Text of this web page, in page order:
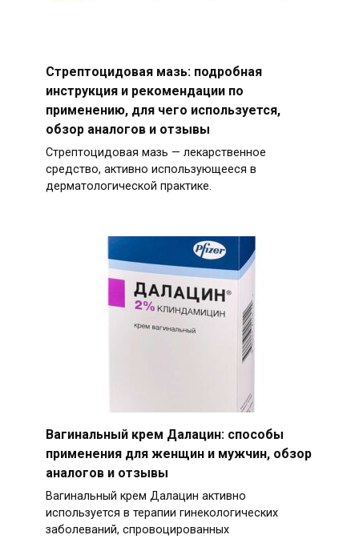
Стрептоцидовая мазь: подробная
инструкция и рекомендации по
применению, для чего используется,
обзор аналогов и отзывы
Стрептоцидовая мазь — лекарственное
средство, активно использующееся в
дерматологической практике.
Вагинальный крем Далацин: способы
применения для женщин и мужчин, обзор
аналогов и отзывы
Вагинальный крем Далацин активно
используется в терапии гинекологических
заболеваний, спровоцированных